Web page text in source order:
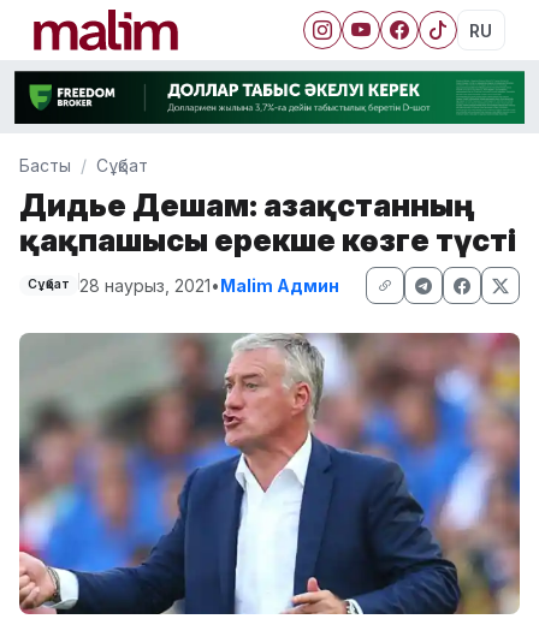
RU
Басты Сұқбат
Дидье Дешам: Қазақстанның
қақпашысы ерекше көзге түсті
Сұқбат 28 наурыз, 2021•Malim Админ